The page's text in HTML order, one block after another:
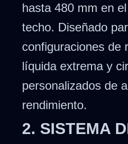
hasta 480 mm en
techo. Diseñado
configuraciones de
líquida extrema y
personalizados de
rendimiento.
2. SISTEMA